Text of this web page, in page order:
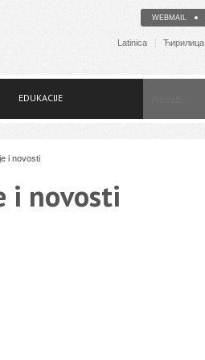
WEBMAIL
Latinica Ћирилица
EDUKACIJE
i novosti
i novosti